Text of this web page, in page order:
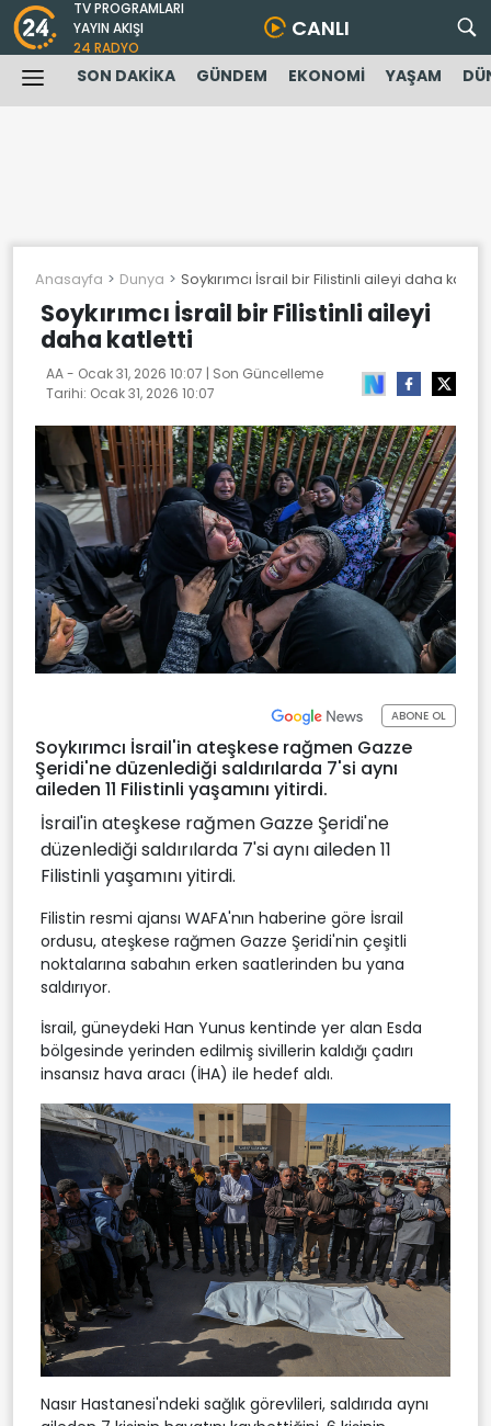
TV PROGRAMLARI
YAYIN AKIŞI
24 RADYO
CANLI
SON DAKİKA GÜNDEM EKONOMİ YAŞAM
Anasayfa Dunya Soykırımcı İsrail bir Filistinli aileyi daha katletti
Soykırımcı İsrail bir Filistinli aileyi
daha katletti
AA - Ocak 31, 2026 10:07 | Son Güncelleme
Tarihi: Ocak 31, 2026 10:07
ABONE OL
Soykırımcı İsrail'in ateşkese rağmen Gazze
Şeridi'ne düzenlediği saldırılarda 7'si aynı
aileden 11 Filistinli yaşamını yitirdi.
İsrail'in ateşkese rağmen Gazze Şeridi'ne
düzenlediği saldırılarda 7'si aynı aileden 11
Filistinli yaşamını yitirdi.
Filistin resmi ajansı WAFA'nın haberine göre İsrail
ordusu, ateşkese rağmen Gazze Şeridi'nin çeşitli
noktalarına sabahın erken saatlerinden bu yana
saldırıyor.
İsrail, güneydeki Han Yunus kentinde yer alan Esda
bölgesinde yerinden edilmiş sivillerin kaldığı çadırı
insansız hava aracı (İHA) ile hedef aldı.
Nasır Hastanesi'ndeki sağlık görevlileri, saldırıda aynı